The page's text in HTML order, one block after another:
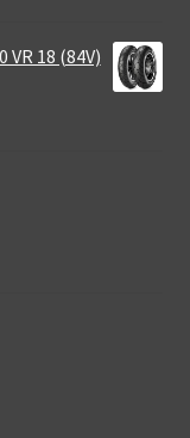
18 (84V)